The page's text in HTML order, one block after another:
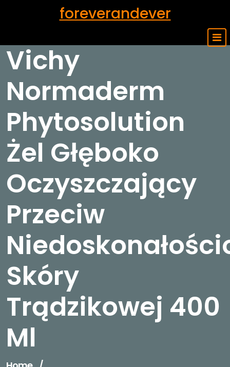
foreverandever
Vichy
Normaderm
Phytosolution
Żel Głęboko
Oczyszczający
Przeciw
Skóry
Trądzikowej 400
Ml